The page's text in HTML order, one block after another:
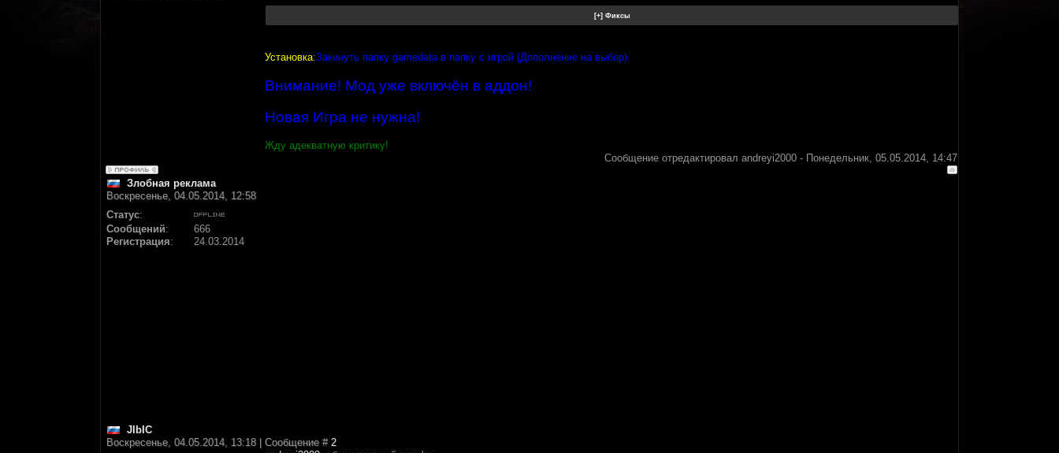
Установка:Закинуть папку gamedata в папку с игрой (Дополнение на выбор)
Внимание! Мод уже включён в аддон!
Новая Игра не нужна!
Жду адекватную критику!
Сообщение отредактировал andreyi2000 - Понедельник, 05.05.2014, 14:47
Злобная реклама
Воскресенье, 04.05.2014, 12:58
Статус:
Сообщений:
666
Регистрация: 24.03.2014
JIbIC
Воскресенье, 04.05.2014, 13:18 | Сообщение # 2